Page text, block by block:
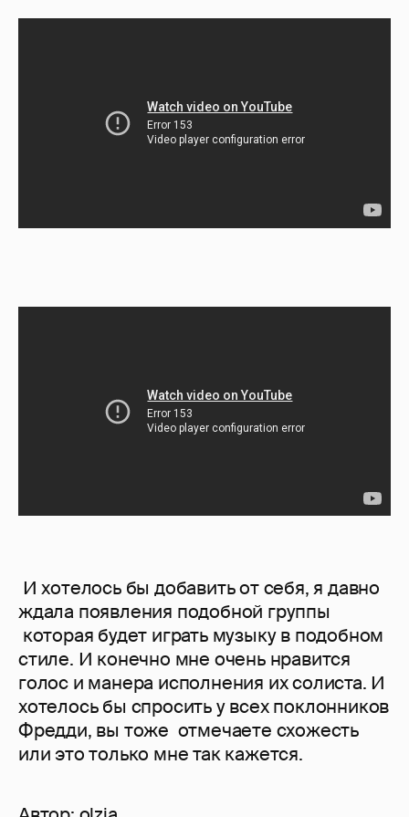
И хотелось бы добавить от себя, я давно
ждала появления подобной группы
которая будет играть музыку в подобном
стиле. И конечно мне очень нравится
голос и манера исполнения их солиста. И
хотелось бы спросить у всех поклонников
Фредди, вы тоже отмечаете схожесть
или это только мне так кажется.